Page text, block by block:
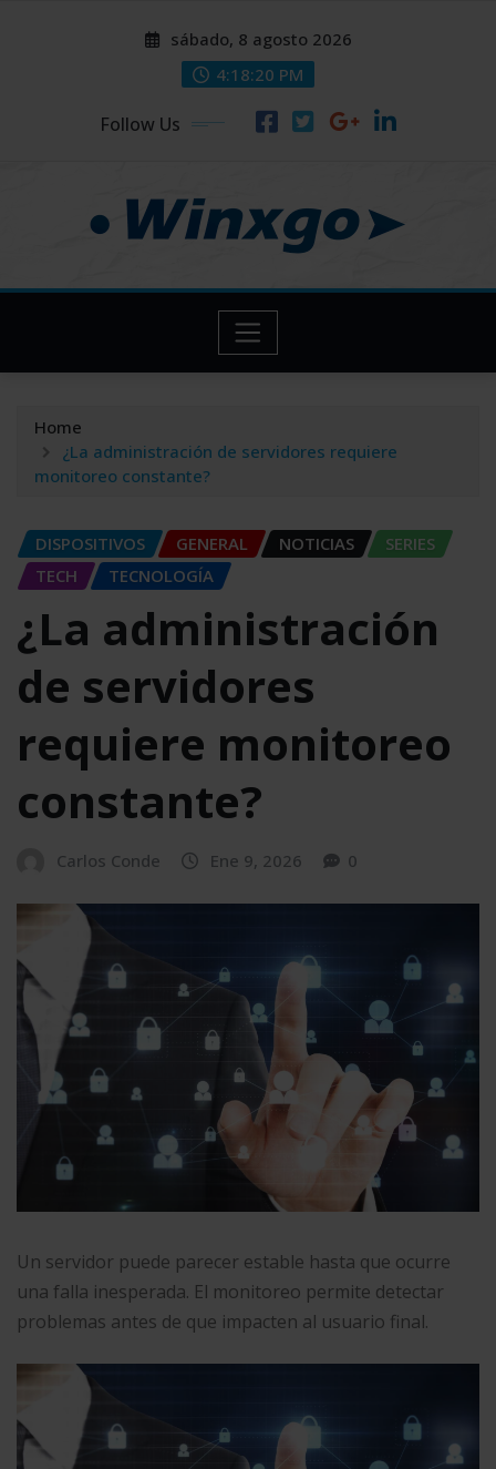
sábado, 8 agosto 2026
4:18:22 PM
Follow Us
Home
¿La administración de servidores requiere
monitoreo constante?
DISPOSITIVOS GENERAL NOTICIAS
SERIES
TECH
TECNOLOGÍA
¿La administración
de servidores
requiere monitoreo
constante?
Carlos Conde Ene 9, 2026 0
Un servidor puede parecer estable hasta que ocurre
una falla inesperada. El monitoreo permite detectar
problemas antes de que impacten al usuario final.